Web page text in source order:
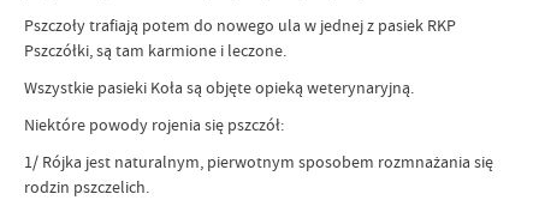
Pszczoły trafiają potem do nowego ula w jednej z pasiek RKP
Pszczółki, są tam karmione i leczone.
Wszystkie pasieki Koła są objęte opieką weterynaryjną.
Niektóre powody rojenia się pszczół:
1/ Rójka jest naturalnym, pierwotnym sposobem rozmnażania się
rodzin pszczelich.